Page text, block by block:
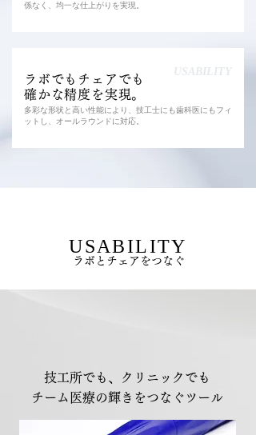
係なく、均一な仕上がりを実現。
USABILITY
ラボでもチェアでも
確かな精度を実現。
多彩な形状と高い性能により、技工士にも歯科医にもフィ
ットし、オールラウンドに対応。
USABILITY
ラボとチェアをつなぐ
技工所でも、クリニックでも
チーム医療の輝きをつなぐツール